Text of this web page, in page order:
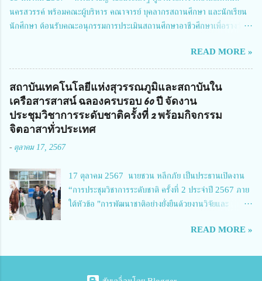
Richmond Stylish Convention Hotel จังหวัดนนทบุรี ดร.วิภารัตน์ ดีอ่อง
ผู้อำนวยการสำนักงานการวิจัยแห่งชาติ กล่าวว่า วช. ในฐานะหน่วยงานบริหาร
จัดการทุนวิจัยและนวัตกรรมได้เล็งเห็นถึงความสำคัญของกา...
นครสวรรค์ พร้อมคณะผู้บริหาร คณาจารย์ บุคลากรสถานศึกษา และนักเรียน
นักศึกษา ต้อนรับคณะอนุกรรมการประเมินสถานศึกษาอาชีวศึกษาเพื่อรางวัล
นายจักรภพ เนวะมาตย์ ผู้อำนวยการวิทยาลัยเทคนิคตาก ประธานคณะอนุกร
รมการฯ 1.นายวณิชา คณะใน ผู้ทรงคุณวุฒิ 2.นายภัทธาวุธ โพธา ผู้อำนวย
การวิทยาลัยสารพัดช่างกำแพงเพชร 3.นางสาวหัตถาภรณ์ เสาร์เรือน ผู้อำนวย
การวิทยาลัยการอาชีพบ้านตาก 4.นางเพ็ญศรี ขุนทอง ผู้อำนวยการวิทยาลัย
การอาชีพรัตนประสิทธิ์วิทย์ 5.นายธเนศ คงวังทอง ผู้อำนวยการวิทยาลัย
เกษตรและเทคโนโลยีพิจิตร 6.นายชัยณรงค์ คชมาตย์ ผู้อำนวยการวิทยาลัย
8.นายณัฐกฤต ภูทวี รองผู้อำนวยการวิทยาลัยเทคนิคตาก นายจักรภพ กล่าว
ว่า วิทยาลัยเทคนิคนครสวรรค์เป็นสถานศึกษาขนาดใหญ่พิเศษ มีความเป็นมาที่
ยาวนาน มีบุคลากร นักเรียน นักศึกษาจำนวนมาก ต้องการควา...
READ MORE »
สถาบันเทคโนโลยีแห่งสุวรรณภูมิและสถาบันใน
เครือสารสาสน์ ฉลองครบรอบ 60 ปี จัดงาน
ประชุมวิชาการระดับชาติครั้งที่ 2 พร้อมกิจกรรม
จิตอาสาทั่วประเทศ
- ตุลาคม 17, 2567
17 ตุลาคม 2567 นายชวน หลีกภัย เป็นประธานเปิดงาน
“การประชุมวิชาการระดับชาติ ครั้งที่ 2 ประจำปี 2567 ภาย
ใต้หัวข้อ "การพัฒนาชาติอย่างยั่งยืนด้วยงานวิจัยและ
Technology National Conference 2024: 'Towards
ชาติอยางยั่งยืนด้วยงานวิจัยและนวัตกรรม" และ นางสาวศิริ
READ MORE »